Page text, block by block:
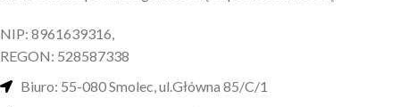
NIP: 8961639316,
REGON: 528587338
Biuro: 55-080 Smolec, ul.Główna 85/C/1